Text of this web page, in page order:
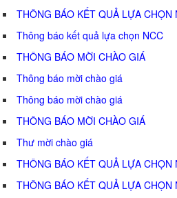
THÔNG BÁO KẾT QUẢ LỰA CHỌN
Thông báo kết quả lựa chọn NCC
THÔNG BÁO MỜI CHÀO GIÁ
Thông báo mời chào giá
Thông báo mời chào giá
THÔNG BÁO MỜI CHÀO GIÁ
Thư mời chào giá
THÔNG BÁO KẾT QUẢ LỰA CHỌN
THÔNG BÁO KẾT QUẢ LỰA CHỌN